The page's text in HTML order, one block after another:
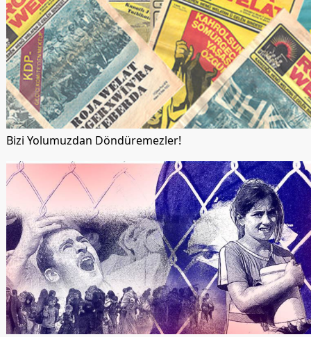
Raporlar
Deklerasyonlar
İLETIŞIM
Bizi Yolumuzdan Döndüremezler!